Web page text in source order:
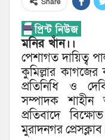
মনির খাঁন।।
পেশাগত দায়িত্ব
কুমিল্লার কাগজের
প্রতিনিধি ও
সম্পাদক শাহীন
প্রতিবাদে
মুরাদনগর